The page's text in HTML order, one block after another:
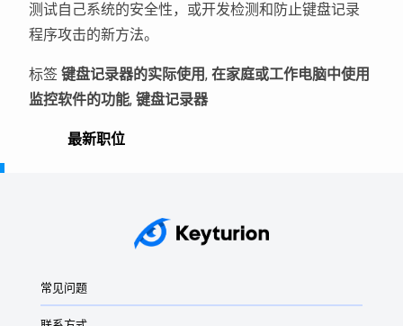
测试自己系统的安全性，或开发检测和防止键盘记录
程序攻击的新方法。
标签键盘记录器的实际使用,在家庭或工作电脑中使用
监控软件的功能,键盘记录器
最新职位
2025 年最佳 Windows 监控软件
Windows 密钥记录器：它们是什么？
常见问题